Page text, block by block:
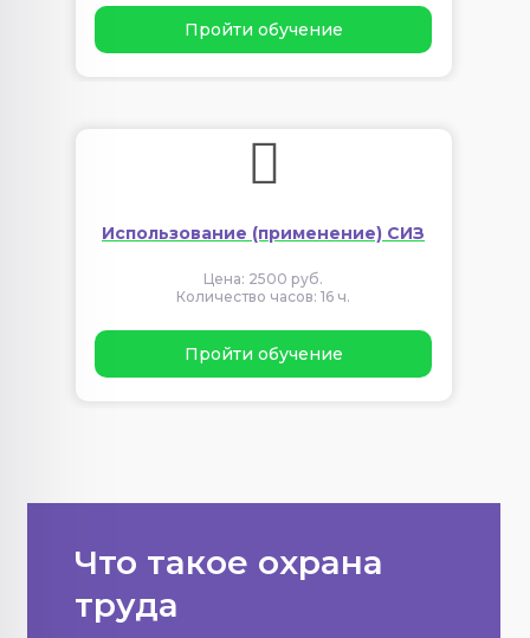
Пройти обучение
Использование (применение) СИЗ
Цена: 2500 руб.
Количество часов: 16 ч.
Пройти обучение
Что такое охрана
труда